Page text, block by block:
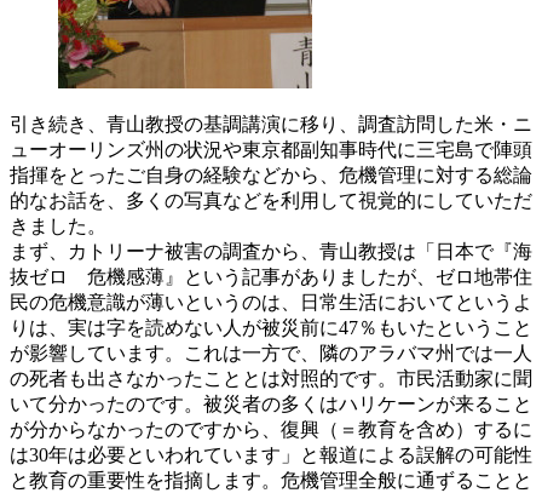
引き続き、青山教授の基調講演に移り、調査訪問した米・ニ
ューオーリンズ州の状況や東京都副知事時代に三宅島で陣頭
指揮をとったご自身の経験などから、危機管理に対する総論
的なお話を、多くの写真などを利用して視覚的にしていただ
きました。
まず、カトリーナ被害の調査から、青山教授は「日本で『海
抜ゼロ 危機感薄』という記事がありましたが、ゼロ地帯住
民の危機意識が薄いというのは、日常生活においてというよ
りは、実は字を読めない人が被災前に47％もいたということ
が影響しています。これは一方で、隣のアラバマ州では一人
の死者も出さなかったこととは対照的です。市民活動家に聞
いて分かったのです。被災者の多くはハリケーンが来ること
が分からなかったのですから、復興（＝教育を含め）するに
は30年は必要といわれています」と報道による誤解の可能性
と教育の重要性を指摘します。危機管理全般に通ずることと